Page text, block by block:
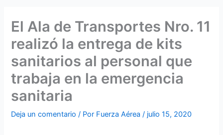
El Ala de Transportes Nro. 11
realizó la entrega de kits
sanitarios al personal que
trabaja en la emergencia
sanitaria
Deja un comentario / Por Fuerza Aérea/ julio 15, 2020